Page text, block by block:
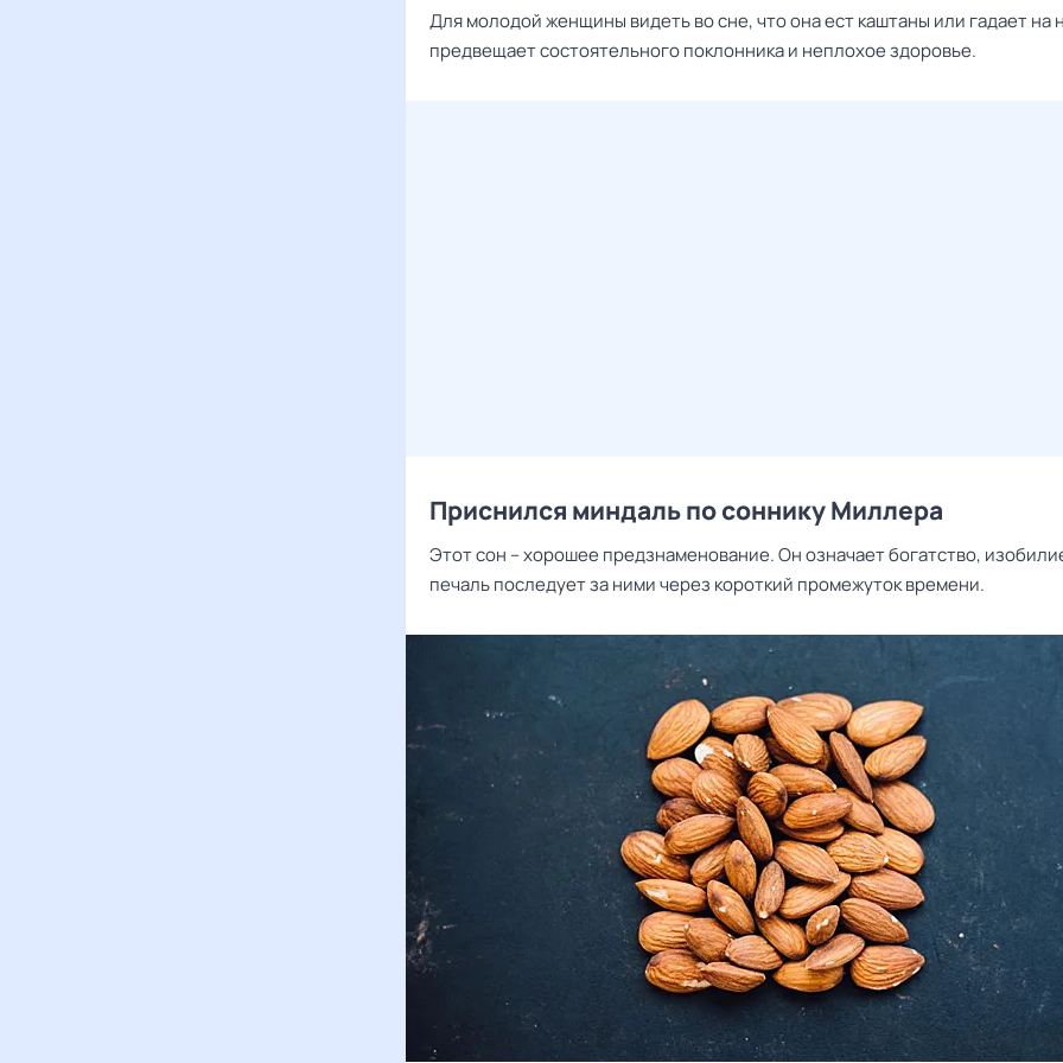
Для молодой женщины видеть во сне, что она ест каштаны или гадает на
предвещает состоятельного поклонника и неплохое здоровье.
Приснился миндаль по соннику Миллера
Этот сон – хорошее предзнаменование. Он означает богатство,
печаль последует за ними через короткий промежуток времени.